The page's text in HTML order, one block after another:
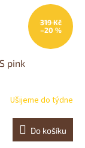
319 Kč
–20 %
pink
Ušijeme do týdne
Do košíku